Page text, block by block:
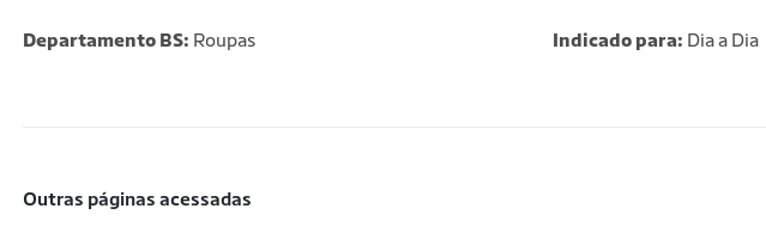
Departamento BS: Roupas Indicado para: Dia a Dia
outras páginas acessadas